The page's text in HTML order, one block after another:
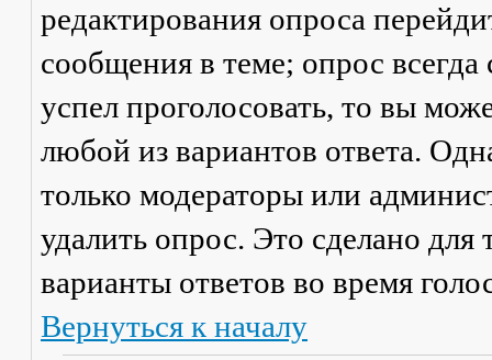
редактирования опроса
сообщения в теме; опрос
успел проголосовать, то вы
любой из вариантов ответа.
только модераторы или
удалить опрос. Это сделано для
варианты ответов во время
Вернуться к началу